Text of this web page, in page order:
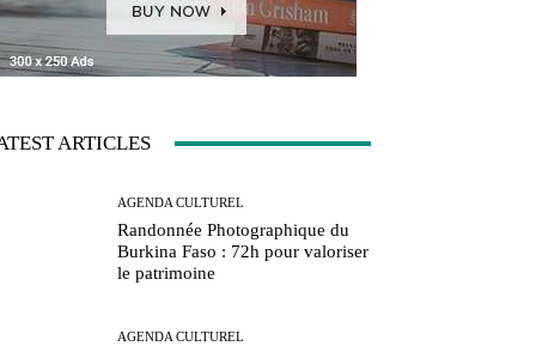
ARTICLES
AGENDA CULTUREL
Randonnée Photographique du
Burkina Faso : 72h pour valoriser
le patrimoine
AGENDA CULTUREL